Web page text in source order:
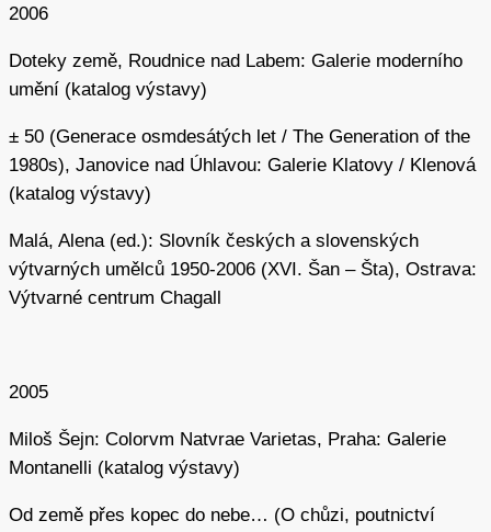
2006
Doteky země, Roudnice nad Labem: Galerie moderního
umění (katalog výstavy)
± 50 (Generace osmdesátých let / The Generation of the
1980s), Janovice nad Úhlavou: Galerie Klatovy / Klenová
(katalog výstavy)
Malá, Alena (ed.): Slovník českých a slovenských
výtvarných umělců 1950-2006 (XVI. Šan – Šta), Ostrava:
Výtvarné centrum Chagall
2005
Miloš Šejn: Colorvm Natvrae Varietas, Praha: Galerie
Montanelli (katalog výstavy)
Od země přes kopec do nebe… (O chůzi, poutnictví